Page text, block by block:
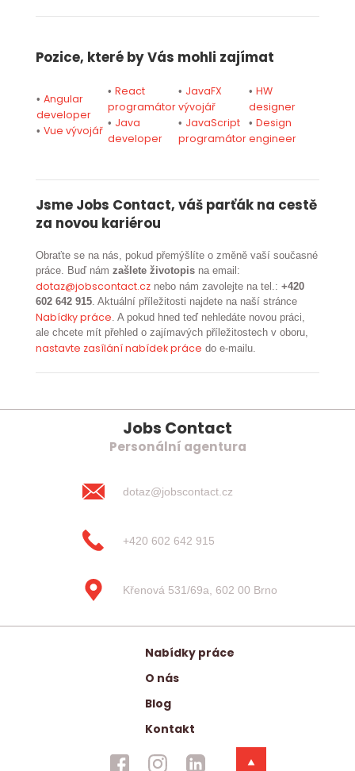
Pozice, které by Vás mohli zajímat
•Angular
developer
•Vue vývojář
• React
programátor
• Java
developer
• JavaFX
vývojář
• JavaScript
programátor
• HW
designer
• Design
engineer
Jsme Jobs Contact, váš parťák na cestě
za novou kariérou
Obraťte se na nás, pokud přemýšlíte o změně vaší současné
práce. Buď námzašlete životopis na email:
dotaz@jobscontact.cz nebo nám zavolejte na tel.:+420
602 642 915. Aktuální příležitosti najdete na naší stránce
Nabídky práce. A pokud hned teď nehledáte novou práci,
ale chcete mít přehled o zajímavých příležitostech v oboru,
nastavte zasílání nabídek práce do e-mailu.
Jobs Contact
Personální agentura
dotaz@jobscontact.cz
+420 602 642 915
Křenová 531/69a, 602 00 Brno
Nabídky práce
O nás
Blog
Kontakt